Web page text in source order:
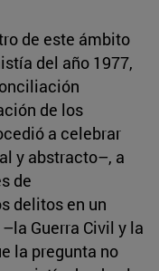
de este ámbito
del año 1977,
de los
a celebrar
y abstracto–, a
de
delitos en un
Guerra Civil y la
la pregunta no